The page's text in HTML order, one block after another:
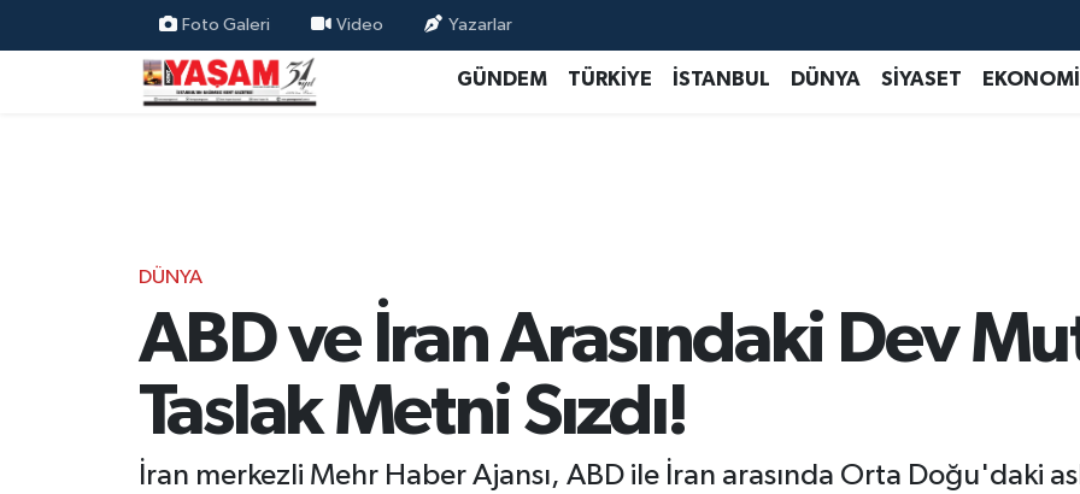
Foto Galeri Video Yazarlar
GÜNDEM TÜRKİYE İSTANBUL DÜNYA SİYASET EKONOMİ
DÜNYA
ABD ve İran Arasındaki Dev
Taslak Metni Sızdı!
İran merkezli Mehr Haber Ajansı, ABD ile İran arasında Orta Doğu'daki